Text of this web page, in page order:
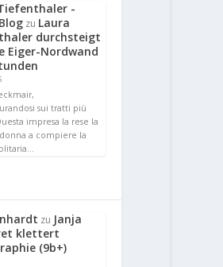
-
zu Laura
durchsteigt
Eiger-Nordwand
sui tratti più
impresa la rese la
a compiere la
zu Janja
klettert
(9b+)